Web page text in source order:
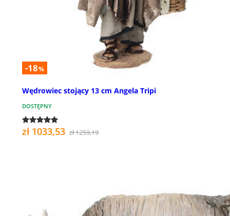
-18%
Wędrowiec stojący 13 cm Angela Tripi
DOSTĘPNY
zł 1033,53 zł 1259,19